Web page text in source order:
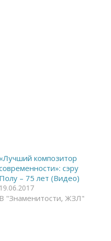
«Лучший композитор
сэру
Полу – 75 лет (Видео)
19.06.2017
В "Знаменитости, ЖЗЛ"